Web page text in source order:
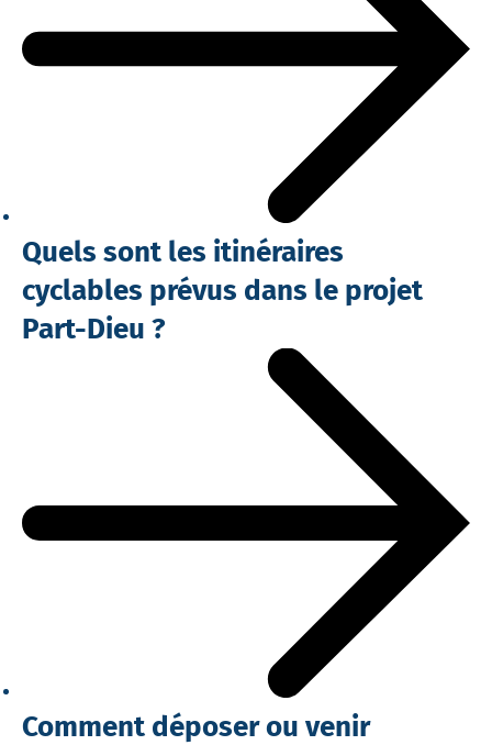
Quels sont les itinéraires
cyclables prévus dans le projet
Part-Dieu ?
Comment déposer ou venir